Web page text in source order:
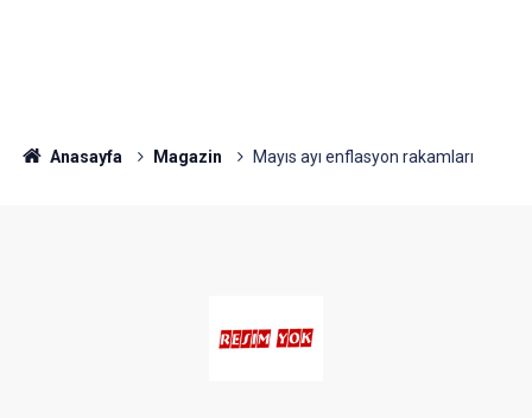
Anasayfa Magazin Mayıs ayı enflasyon rakamları